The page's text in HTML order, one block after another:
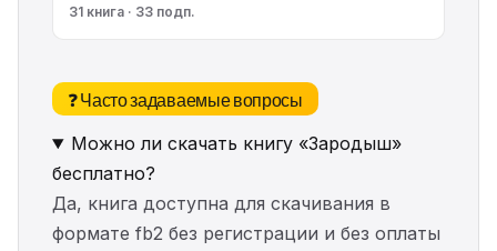
31 книга · 33 подп.
❓ Часто задаваемые вопросы
Можно ли скачать книгу «Зародыш»
бесплатно?
Да, книга доступна для скачивания в
формате fb2 без регистрации и без оплаты